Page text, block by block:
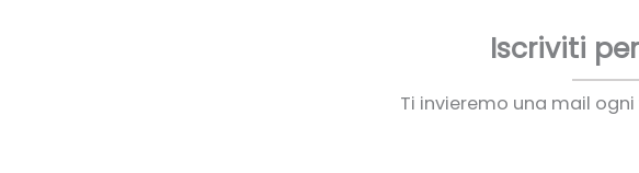
Iscriviti
Ti invieremo una mail